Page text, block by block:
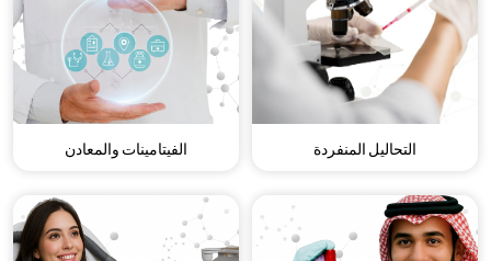
الفيتامينات والمعادن التحاليل المنفردة